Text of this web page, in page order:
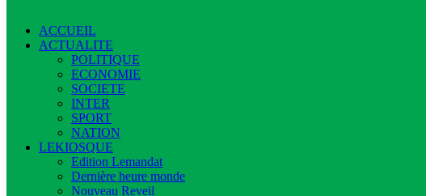
ACCUEIL
ACTUALITE
POLITIQUE
ECONOMIE
SOCIETE
INTER
SPORT
NATION
LEKIOSQUE
Edition Lemandat
Dernière heure monde
Nouveau Reveil